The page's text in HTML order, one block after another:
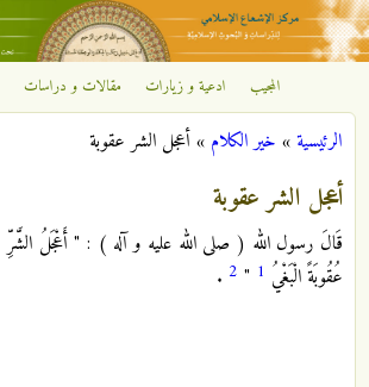
تجاوز إلى المحتوى الرئيسي
مركز
الإشعاع
الإسلامي
المجيب ادعية و زيارات مقالات و دراسات
أنت هنا
الرئيسية» خير الكلام »أعجل الشر عقوبة
أعجل الشر عقوبة
قَالَ رسول الله ( صلى الله عليه و آله ) : " أَعْجَلُ الشَّرِّ
عُقُوبَةً الْبَغْيُ 1
"
2
.